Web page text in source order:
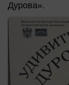
Дурова».